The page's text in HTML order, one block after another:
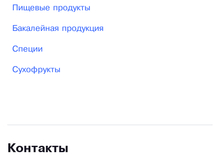
работу. Компания имеет собственные складские
помещения, находящиеся рядом с офисом, и
собственную погрузочную технику, так что мы
отгрузку продукции нашим клиентам.
Пищевые продукты
Бакалейная продукция
Специи
Сухофрукты
Контакты